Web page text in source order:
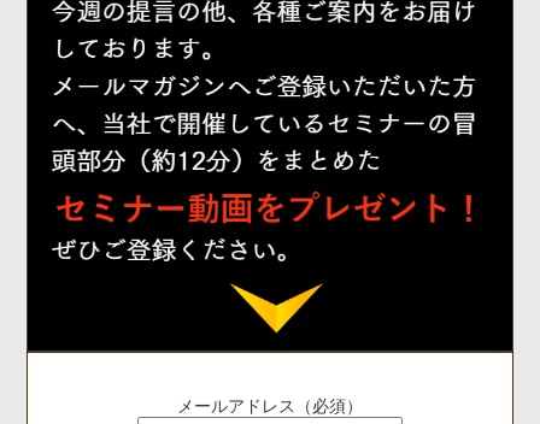
メールアドレス（必須）